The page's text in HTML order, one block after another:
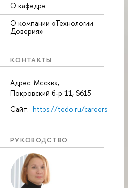
О кафедре
О компании «Технологии
Доверия»
КОНТАКТЫ
Адрес: Москва,
Покровский б-р 11, S615
Сайт: https://tedo.ru/careers
РУКОВОДСТВО